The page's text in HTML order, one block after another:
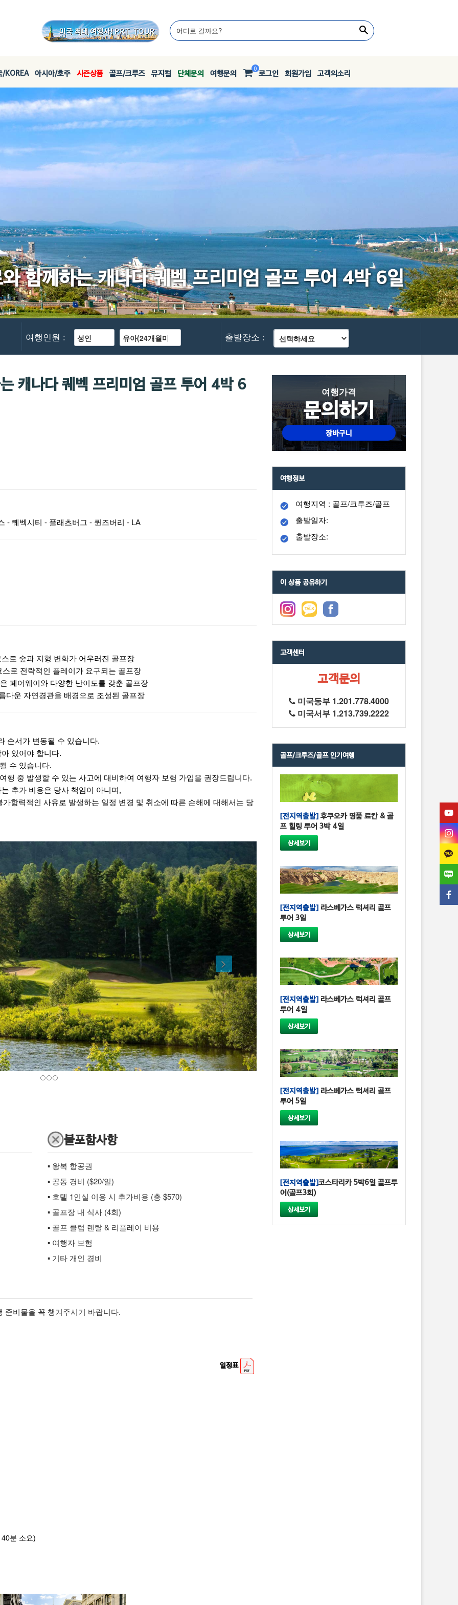
/KOREA 아시아/호주 시즌상품 골프/크루즈 뮤지컬 단체문의 여행문의 0 로그인 회원가입 고객의소리
함께하는 캐나다 퀘벡 프리미엄 골프 투어 4박 6일
여행인원 : 출발장소 :
캐나다 퀘벡 프리미엄 골프 투어 4박 6
- 퀘벡시티 - 플래츠버그 - 퀸즈버리 - LA
로 숲과 지형 변화가 어우러진 골프장
로 전략적인 플레이가 요구되는 골프장
페어웨이와 다양한 난이도를 갖춘 골프장
다운 자연경관을 배경으로 조성된 골프장
순서가 변동될 수 있습니다.
있어야 합니다.
수 있습니다.
행 중 발생할 수 있는 사고에 대비하여 여행자 보험 가입을 권장드립니다.
추가 비용은 당사 책임이 아니며,
항력적인 사유로 발생하는 일정 변경 및 취소에 따른 손해에 대해서는 당
불포함사항
▪ 왕복 항공권
▪ 공동 경비 ($20/일)
▪ 호텔 1인실 이용 시 추가비용 (총 $570)
▪ 골프장 내 식사 (4회)
▪ 골프 클럽 렌탈 & 리플레이 비용
▪ 여행자 보험
▪ 기타 개인 경비
준비물을 꼭 챙겨주시기 바랍니다.
일정표
분 소요)
여행가격
문의하기
장바구니
여행정보
여행지역 : 골프/크루즈/골프
출발일자:
출발장소:
이 상품 공유하기
고객센터
고객문의
미국동부 1.201.778.4000
미국서부 1.213.739.2222
골프/크루즈/골프 인기여행
[전지역출발]후쿠오카 명품 료칸 & 골
프 힐링 투어 3박 4일
상세보기
[전지역출발]라스베가스 럭셔리 골프
투어 3일
상세보기
[전지역출발]라스베가스 럭셔리 골프
투어 4일
상세보기
[전지역출발]라스베가스 럭셔리 골프
투어 5일
상세보기
[전지역출발]코스타리카 5박6일 골프투
어(골프3회)
상세보기